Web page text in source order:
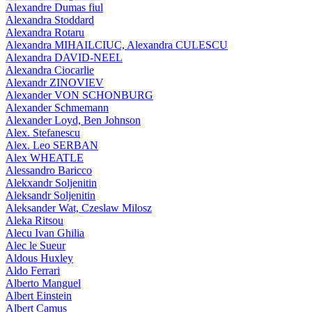
Alexandre Dumas fiul
Alexandra Stoddard
Alexandra Rotaru
Alexandra MIHAILCIUC, Alexandra CULESCU
Alexandra DAVID-NEEL
Alexandra Ciocarlie
Alexandr ZINOVIEV
Alexander VON SCHONBURG
Alexander Schmemann
Alexander Loyd, Ben Johnson
Alex. Stefanescu
Alex. Leo SERBAN
Alex WHEATLE
Alessandro Baricco
Alekxandr Soljenitin
Aleksandr Soljenitin
Aleksander Wat, Czeslaw Milosz
Aleka Ritsou
Alecu Ivan Ghilia
Alec le Sueur
Aldous Huxley
Aldo Ferrari
Alberto Manguel
Albert Einstein
Albert Camus